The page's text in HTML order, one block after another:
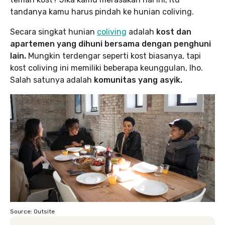
tandanya kamu harus pindah ke hunian coliving.
Secara singkat hunian coliving adalah kost dan
apartemen yang dihuni bersama dengan penghuni
lain. Mungkin terdengar seperti kost biasanya, tapi
kost coliving ini memiliki beberapa keunggulan, lho.
Salah satunya adalah komunitas yang asyik.
Source: Outsite